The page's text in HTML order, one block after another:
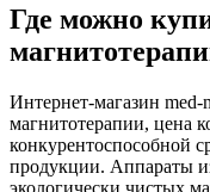
Где можно
Интернет-магазин med-
магнитотерапии, цена
конкурентоспособной
продукции. Аппараты